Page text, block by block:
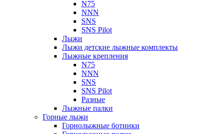
N75
NNN
SNS
SNS Pilot
Лыжи
Лыжи детские лыжные комплекты
Лыжные крепления
N75
NNN
SNS
SNS Pilot
Разные
Лыжные палки
Горные лыжи
Горнoлыжные ботинки